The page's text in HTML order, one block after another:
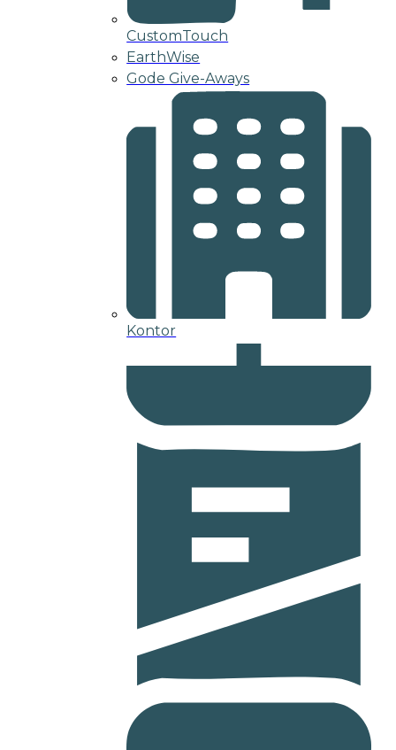
CustomTouch
EarthWise
Gode Give-Aways
Kontor